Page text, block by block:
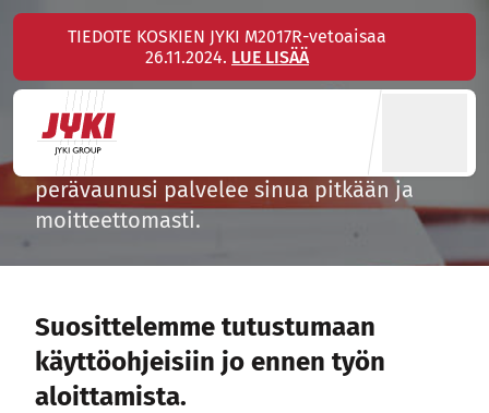
Hyppää
sisältöönTIEDOTE KOSKIEN JYKI M2017R-vetoaisaa
26.11.2024. LUE LISÄÄ
Käyttöohjeet
Kun noudatat käyttöohjeitamme,
perävaunusi palvelee sinua pitkään ja
moitteettomasti.
Suosittelemme tutustumaan
käyttöohjeisiin jo ennen työn
aloittamista.